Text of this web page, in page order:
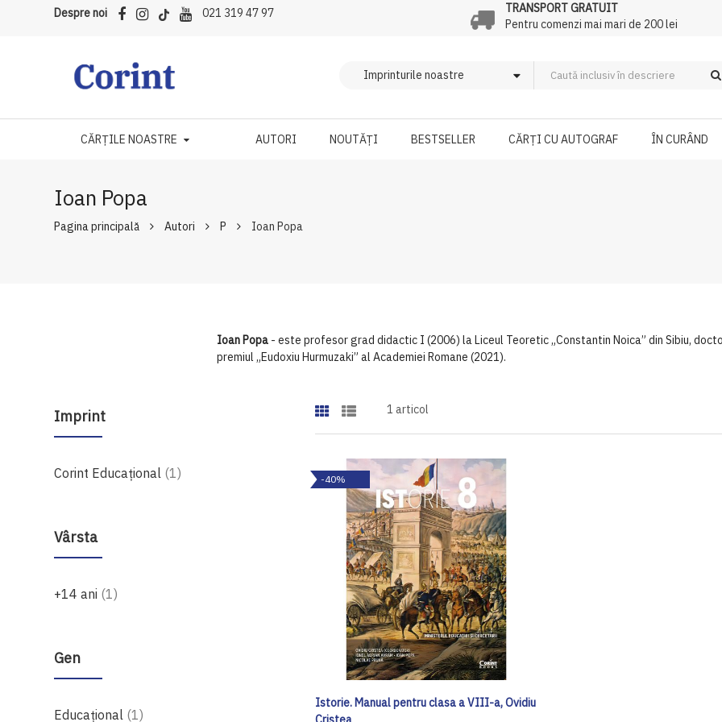
Despre noi 021 319 47 97
TRANSPORT GRATUIT
Pentru comenzi mai mari de 200 lei
CĂRȚILE NOASTRE AUTORI NOUTĂȚI BESTSELLER CĂRȚI CU AUTOGRAF ÎN CURÂND
Ioan Popa
Pagina principală Autori P Ioan Popa
Ioan Popa- este profesor grad didactic I (2006) la Liceul Teoretic „Constantin Noica” din Sibiu,
premiul „Eudoxiu Hurmuzaki” al Academiei Romane (2021).
Imprint
Corint Educaţional 1produs
Vârsta
+14 ani 1produs
Gen
Educațional 1produs
1 articol
-40%
Istorie. Manual pentru clasa a VIII-a, Ovidiu